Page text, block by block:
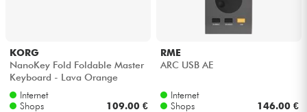
KORG
NanoKey Fold Foldable Master
Keyboard - Lava Orange
Internet
Shops
109.00 €
RME
ARC USB AE
Internet
Shops
146.00 €